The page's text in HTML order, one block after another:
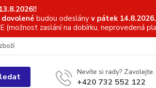
budou odeslány v pátek 14.8.2026.
(možnost zaslání na dobírku, neprovedená
Nevíte si rady? Zavolejte.
+420 732 552 122